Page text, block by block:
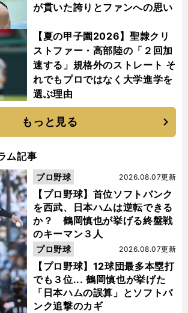
が貫いた誇りとファンへの思い
【夏の甲子園2026】聖隷クリ
ストファー・高部陸の「２回加
速する」規格外のストレート そ
れでもプロではなく大学進学を
選ぶ理由
もっと見る
ム記事
【プロ野球】首位ソフトバンク
を西武、日本ハムは逆転できる
か？ 鶴岡慎也が挙げる終盤戦
のキーマン３人
2026.08.07更新
プロ野球
【プロ野球】12球団最多本塁打
でも３位... 鶴岡慎也が挙げた
「日本ハムの誤算」とソフトバ
ンク追撃のカギ
2026.08.07更新
プロ野球